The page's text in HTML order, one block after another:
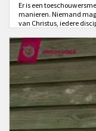
Er is een
manieren. Niemand
van Christus, iedere
hem gesteld heeft.